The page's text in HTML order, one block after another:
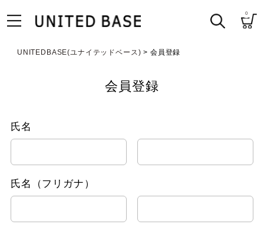
0
UNITEDBASE(ユナイテッドベース) 会員登録
会員登録
氏名
氏名（フリガナ）